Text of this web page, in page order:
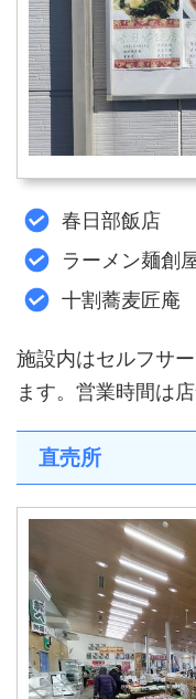
春日部飯店
ラーメン麺創
十割蕎麦匠庵
施設内はセルフサ
ます。営業時間は
直売所